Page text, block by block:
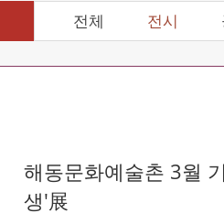
전체 전시
해동문화예술촌 3월
생'展